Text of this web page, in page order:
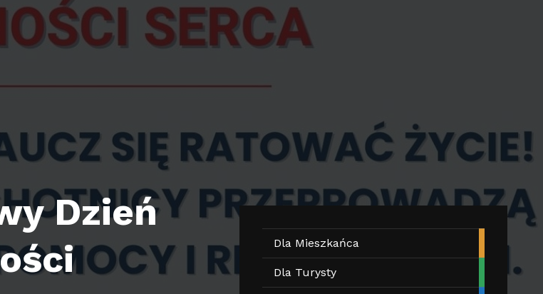
Dzień
Dla Mieszkańca
Dla Turysty